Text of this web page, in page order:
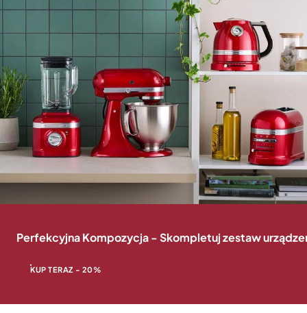
Perfekcyjna Kompozycja - Skompletuj zestaw
KUP TERAZ - 20%